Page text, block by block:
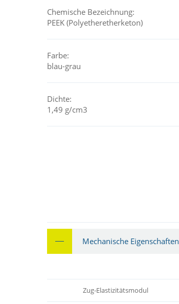
Chemische Bezeichnung:
PEEK (Polyetheretherketon)
Farbe:
blau-grau
Dichte:
1,49 g/cm3
Mechanische Eigenschaften
Zug-Elastizitätsmodul